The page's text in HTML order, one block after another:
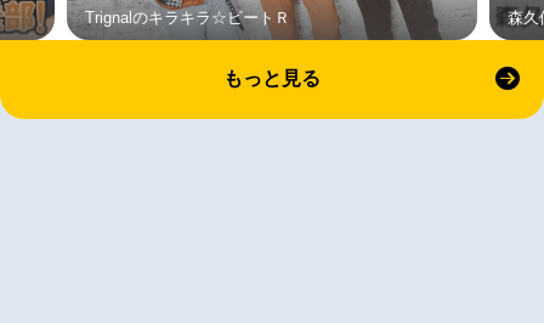
Trignalのキラキラ☆ビートＲ 森久
もっと見る